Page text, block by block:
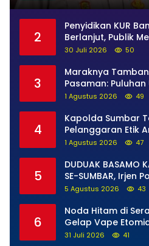
2
Penyidikan KUR
Berlanjut, Publik
yang Bertanggung
30 Juli 2026 50
3
Maraknya
Pasaman:
Alam, di Kawasan
1 Agustus 2026 49
4
Kapolda Sumbar
Pelanggaran Etik
Tanpa Pandang
1 Agustus 2026 47
5
DUDUAK BASAMO
SE-SUMBAR, Irjen
Tegaskan Tak
5 Agustus 2026 43
6
Noda Hitam di
Gelap Vape
Pemerasan di
31 Juli 2026 41